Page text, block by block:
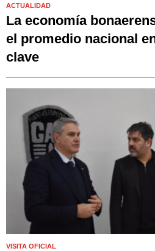
ACTUALIDAD
La economía
el promedio nacional
clave
VISITA OFICIAL